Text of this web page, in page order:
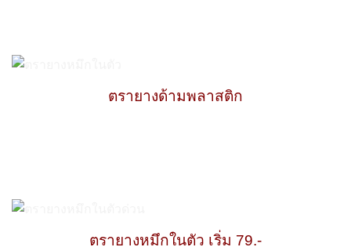
ตรายางด้ามพลาสติก
ตรายางหมึกในตัว เริ่ม 79.-